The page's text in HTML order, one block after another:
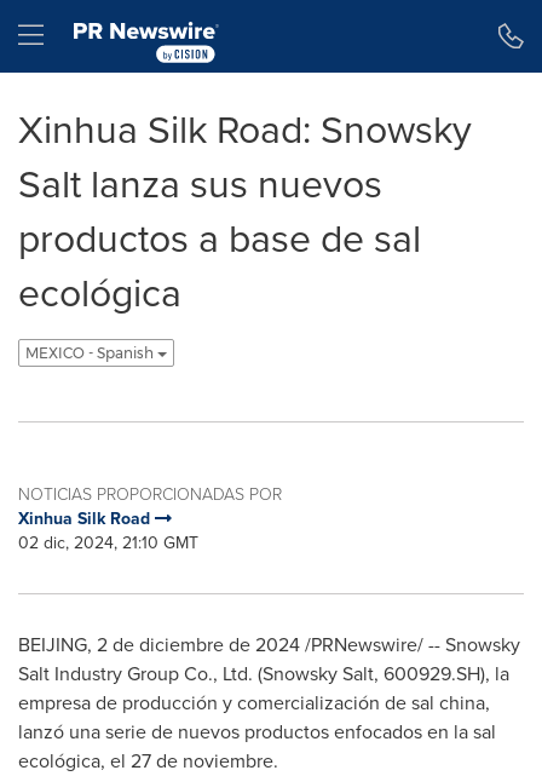
Hamburger menu
Xinhua Silk Road: Snowsky
Salt lanza sus nuevos
productos a base de sal
ecológica
MEXICO - Spanish
NOTICIAS PROPORCIONADAS POR
Xinhua Silk Road
02 dic, 2024, 21:10 GMT
BEIJING, 2 de diciembre de 2024/PRNewswire/ -- Snowsky
Salt Industry Group Co., Ltd. (Snowsky Salt, 600929.SH), la
empresa de producción y comercialización de sal china,
lanzó una serie de nuevos productos enfocados en la sal
ecológica, el 27 de noviembre.